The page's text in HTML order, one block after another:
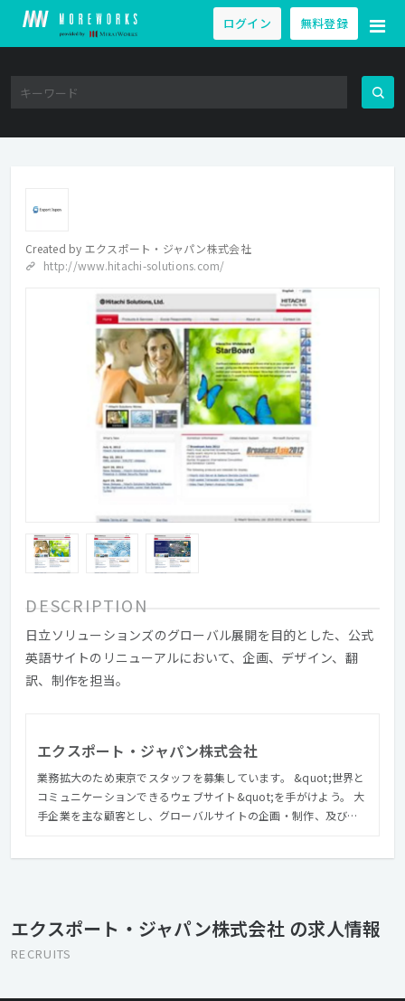
ログイン 無料登録
Created by エクスポート・ジャパン株式会社
http://www.hitachi-solutions.com/
DESCRIPTION
日立ソリューションズのグローバル展開を目的とした、公式
英語サイトのリニューアルにおいて、企画、デザイン、翻
訳、制作を担当。
エクスポート・ジャパン株式会社
業務拡大のため東京でスタッフを募集しています。 &quot;世界と
コミュニケーションできるウェブサイト&quot;を手がけよう。 大
手企業を主な顧客とし、グローバルサイトの企画・制作、及び海
ト」を作ること。クライアントと徹底的に対話して本当の課題・
ニーズを探り、情報を届けるべき海外のターゲットを理解し、条
エクスポート・ジャパン株式会社 の求人情報
RECRUITS